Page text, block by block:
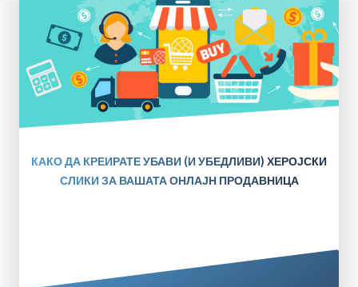
КАКО ДА КРЕИРАТЕ УБАВИ (И УБЕДЛИВИ) ХЕРОЈСКИ
СЛИКИ ЗА ВАШАТА ОНЛАЈН ПРОДАВНИЦА